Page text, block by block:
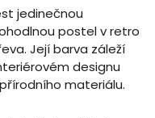
jedinečnou
postel v retro
Její barva záleží
designu
materiálu.